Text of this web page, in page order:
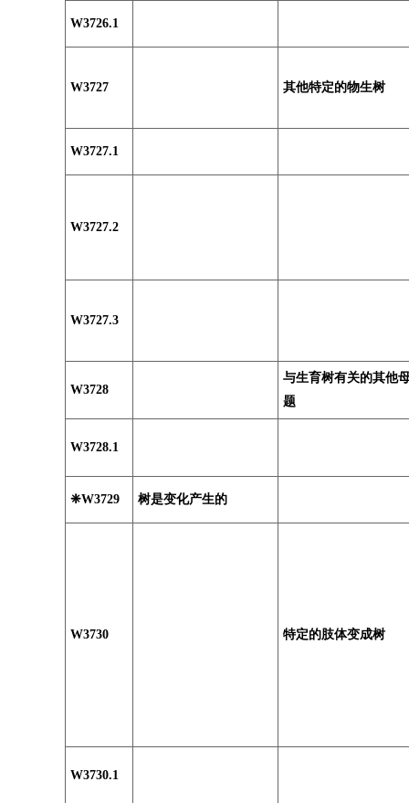
W3726.1
W3727 其他特定的物生树
W3727.1
W3727.2
W3727.3
W3728
与生育树有关的其他
题
W3728.1
❈W3729 树是变化产生的
W3730 特定的肢体变成树
W3730.1